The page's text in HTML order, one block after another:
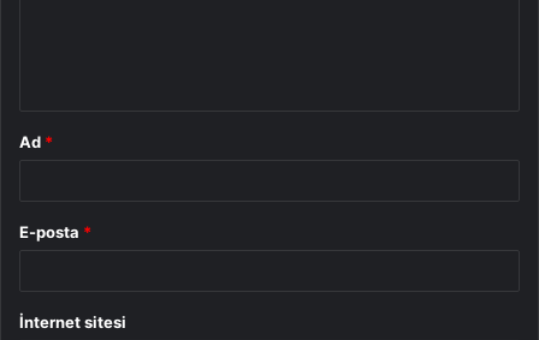
Ad *
E-posta *
İnternet sitesi